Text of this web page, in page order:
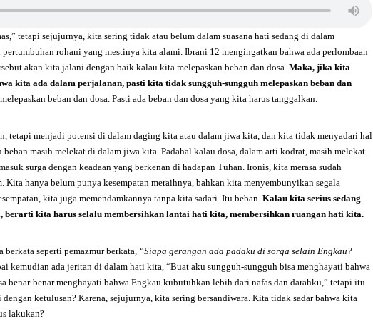
tetapi sejujurnya, kita sering tidak atau belum dalam suasana hati sedang di dalam
rohani yang mestinya kita alami. Ibrani 12 mengingatkan bahwa ada perlombaan
akan kita jalani dengan baik kalau kita melepaskan beban dan dosa. Maka, jika kita
kita ada dalam perjalanan, pasti kita tidak sungguh-sungguh melepaskan beban dan
beban dan dosa. Pasti ada beban dan dosa yang kita harus tanggalkan.
tetapi menjadi potensi di dalam daging kita atau dalam jiwa kita, dan kita tidak menyadari hal
masih melekat di dalam jiwa kita. Padahal kalau dosa, dalam arti kodrat, masih melekat
surga dengan keadaan yang berkenan di hadapan Tuhan. Ironis, kita merasa sudah
Kita hanya belum punya kesempatan meraihnya, bahkan kita menyembunyikan segala
kita juga memendamkannya tanpa kita sadari. Itu beban. Kalau kita serius sedang
berarti kita harus selalu membersihkan lantai hati kita, membersihkan ruangan hati kita.
berkata seperti pemazmur berkata, “Siapa gerangan ada padaku di sorga selain Engkau?
kemudian ada jeritan di dalam hati kita, “Buat aku sungguh-sungguh bisa menghayati bahwa
benar-benar menghayati bahwa Engkau kubutuhkan lebih dari nafas dan darahku,” tetapi itu
ketulusan? Karena, sejujurnya, kita sering bersandiwara. Kita tidak sadar bahwa kita
lakukan?